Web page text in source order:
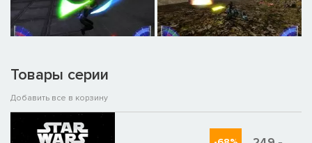
Товары серии
Добавить все в корзину